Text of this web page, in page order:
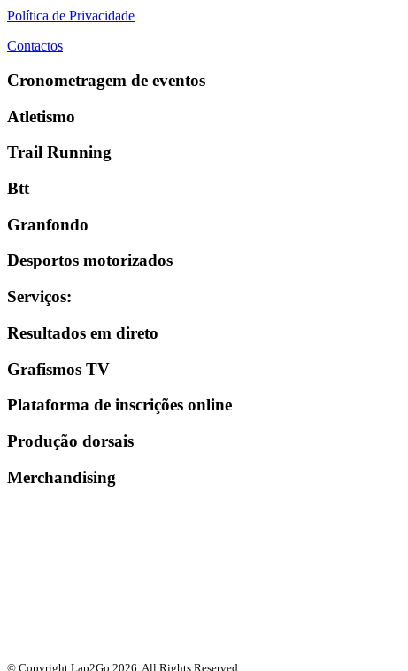
Política de Privacidade
Contactos
Cronometragem de eventos
Atletismo
Trail Running
Btt
Granfondo
Desportos motorizados
Serviços:
Resultados em direto
Grafismos TV
Plataforma de inscrições online
Produção dorsais
Merchandising
© Copyright Lap2Go 2026 . All Rights Reserved.